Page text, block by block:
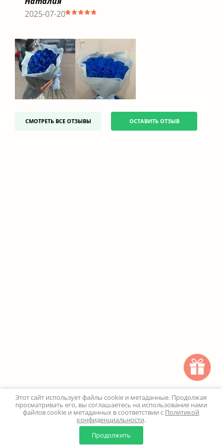
2025-07-20
СМОТРЕТЬ ВСЕ ОТЗЫВЫ ОСТАВИТЬ ОТЗЫВ
0
Корзина
Этот сайт использует файлы cookie и метаданные. Продолжая
просматривать его, вы соглашаетесь на использование нами
файлов cookie и метаданных в соответствии с Политикой
конфиденциальности.
Продолжить